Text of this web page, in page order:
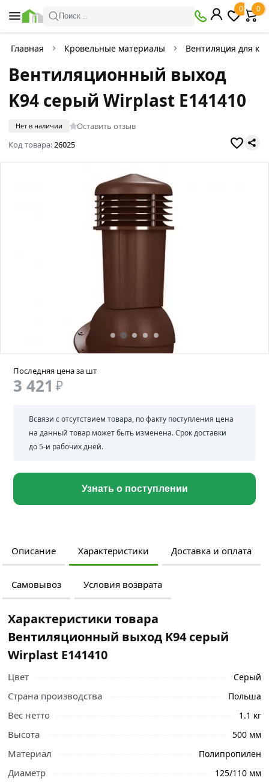
Поиск ..
0 0
Главная Кровельные материалы Вентиляция для
Вентиляционный выход
K94 серый Wirplast E141410
Нет в наличии
Оставить отзыв
Код товара:26025
Последняя цена за шт
3 421 ₽
Всвязи с отсутствием товара, по факту поступления цена
на данный товар может быть изменена. Срок доставки
до 5-и рабочих дней.
Узнать о поступлении
Описание Характеристики Доставка и оплата
Самовывоз Условия возврата
Характеристики товара
Вентиляционный выход K94 серый
Wirplast E141410
Цвет Серый
Страна производства Польша
Вес нетто 1.1 кг
Высота 500 мм
Материал Полипропилен
Диаметр 125/110 мм